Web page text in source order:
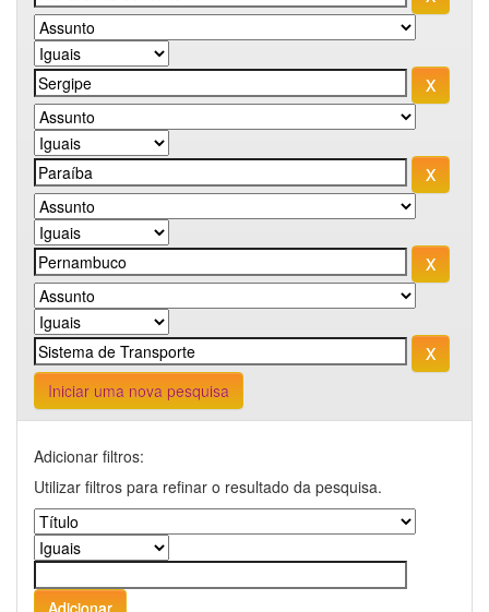
Iniciar uma nova pesquisa
Adicionar filtros:
Utilizar filtros para refinar o resultado da pesquisa.